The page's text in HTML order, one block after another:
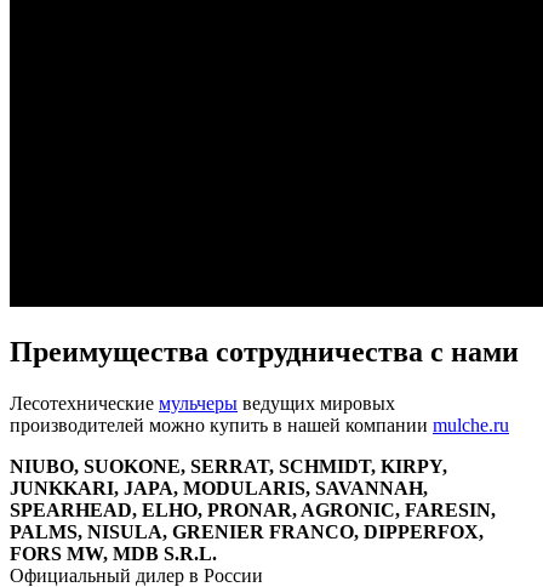
Преимущества сотрудничества с нами
Лесотехнические мульчеры ведущих мировых
производителей можно купить в нашей компании mulche.ru
NIUBO, SUOKONE, SERRAT, SCHMIDT, KIRPY,
JUNKKARI, JAPA, MODULARIS, SAVANNAH,
SPEARHEAD, ELHO, PRONAR, AGRONIC, FARESIN,
PALMS, NISULA, GRENIER FRANCO, DIPPERFOX,
FORS MW, MDB S.R.L.
Официальный дилер в России